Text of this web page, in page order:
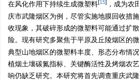
在风化作用下持续生成微塑料[15] ，成为农
庆市武隆烟区为例，尽管实施地膜回收措
收现象，其破碎形成的微塑料可能通过扩
险。现有研究多聚焦于平原及丘陵烟区的
典型山地烟区的微塑料丰度、形态分布情
植烟土壤碳氮指标、关键酶活性及烤烟农
响仍缺乏研究。本研究将首先调查重庆武